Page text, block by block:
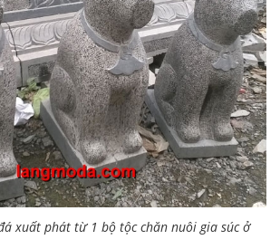
xuất phát từ 1 bộ tộc chăn nuôi gia súc ở